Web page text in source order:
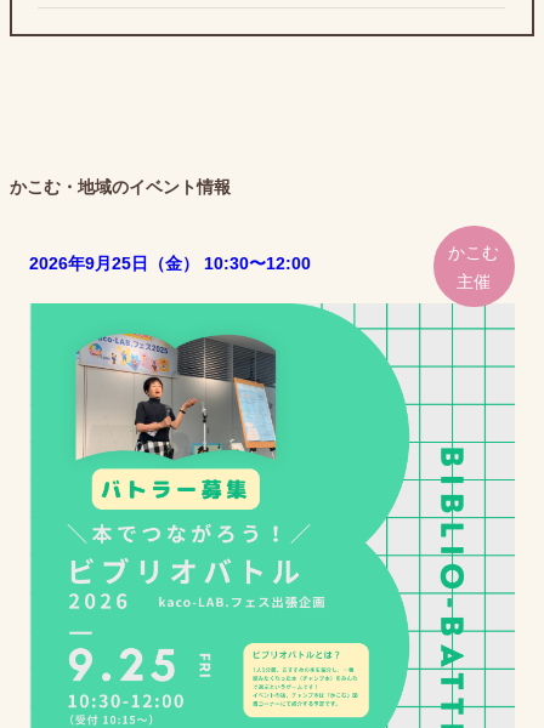
かこむ・地域のイベント情報
2026年9月25日（金） 10:30〜12:00
かこむ
主催